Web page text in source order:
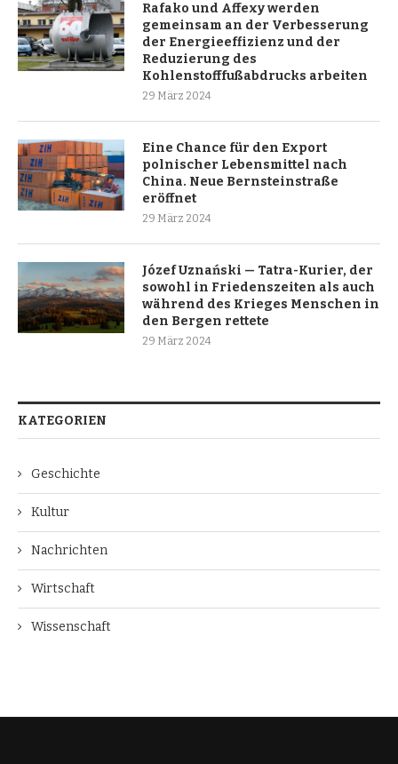
Rafako und Affexy werden
gemeinsam an der Verbesserung
der Energieeffizienz und der
Reduzierung des
Kohlenstofffußabdrucks arbeiten
29 März 2024
Eine Chance für den Export
polnischer Lebensmittel nach
China. Neue Bernsteinstraße
eröffnet
29 März 2024
Józef Uznański — Tatra-Kurier, der
sowohl in Friedenszeiten als auch
während des Krieges Menschen in
den Bergen rettete
29 März 2024
KATEGORIEN
Geschichte
Kultur
Nachrichten
Wirtschaft
Wissenschaft